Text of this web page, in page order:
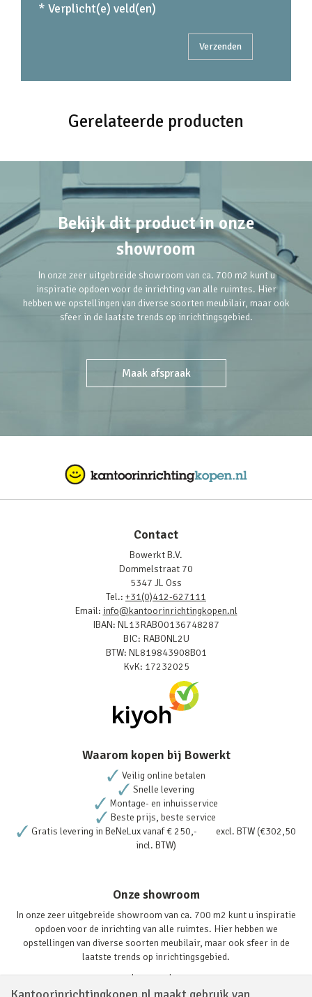
* Verplicht(e) veld(en)
Gerelateerde producten
Bekijk dit product in onze
showroom
In onze zeer uitgebreide showroom van ca. 700 m2 kunt u
inspiratie opdoen voor de inrichting van alle ruimtes. Hier
hebben we opstellingen van diverse soorten meubilair, maar ook
sfeer in de laatste trends op inrichtingsgebied.
Maak afspraak
Contact
Bowerkt B.V.
Dommelstraat 70
5347 JL Oss
Tel.: +31(0)412-627111
Email: info@kantoorinrichtingkopen.nl
IBAN: NL13RABO0136748287
BIC: RABONL2U
BTW: NL819843908B01
KvK: 17232025
Waarom kopen bij Bowerkt
Veilig online betalen
Snelle levering
Montage- en inhuisservice
Beste prijs, beste service
Gratis levering in BeNeLux vanaf € 250,- excl. BTW (€302,50
incl. BTW)
Onze showroom
In onze zeer uitgebreide showroom van ca. 700 m2 kunt u inspiratie
opdoen voor de inrichting van alle ruimtes. Hier hebben we
opstellingen van diverse soorten meubilair, maar ook sfeer in de
laatste trends op inrichtingsgebied.
Lees verder